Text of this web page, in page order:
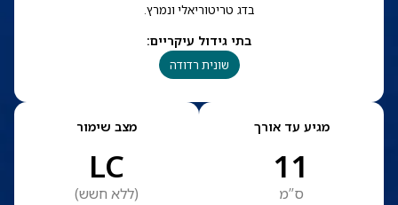
בדג טריטוריאלי ונמרץ.
בתי גידול עיקריים:
שונית רדודה
מגיע עד אורך
11
ס”מ
מצב שימור
LC
(ללא חשש)